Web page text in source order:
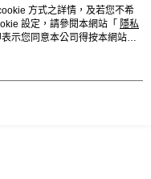
方式之詳情，及若您不希
設定，請參閱本網站「 隱私
示您同意本公司得按本網站使